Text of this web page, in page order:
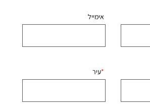
אימייל
עיר